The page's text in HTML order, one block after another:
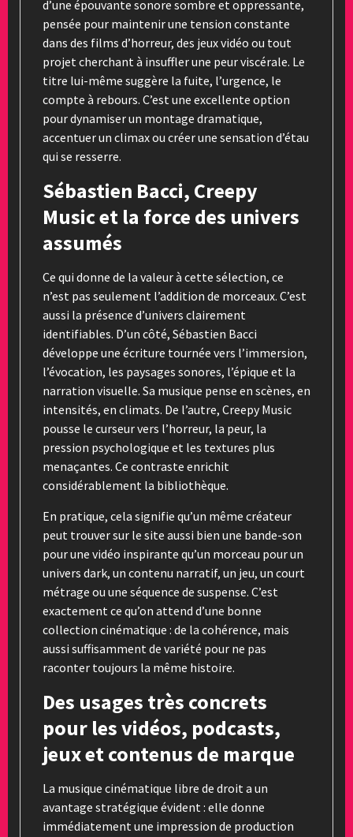
d’une épouvante sonore sombre et oppressante,
pensée pour maintenir une tension constante
dans des films d’horreur, des jeux vidéo ou tout
projet cherchant à insuffler une peur viscérale. Le
titre lui-même suggère la fuite, l’urgence, le
compte à rebours. C’est une excellente option
pour dynamiser un montage dramatique,
accentuer un climax ou créer une sensation d’étau
qui se resserre.
Sébastien Bacci, Creepy
Music et la force des univers
assumés
Ce qui donne de la valeur à cette sélection, ce
n’est pas seulement l’addition de morceaux. C’est
aussi la présence d’univers clairement
identifiables. D’un côté, Sébastien Bacci
développe une écriture tournée vers l’immersion,
l’évocation, les paysages sonores, l’épique et la
narration visuelle. Sa musique pense en scènes, en
intensités, en climats. De l’autre, Creepy Music
pousse le curseur vers l’horreur, la peur, la
pression psychologique et les textures plus
menaçantes. Ce contraste enrichit
considérablement la bibliothèque.
En pratique, cela signifie qu’un même créateur
peut trouver sur le site aussi bien une bande-son
pour une vidéo inspirante qu’un morceau pour un
univers dark, un contenu narratif, un jeu, un court
métrage ou une séquence de suspense. C’est
exactement ce qu’on attend d’une bonne
collection cinématique : de la cohérence, mais
aussi suffisamment de variété pour ne pas
raconter toujours la même histoire.
Des usages très concrets
pour les vidéos, podcasts,
jeux et contenus de marque
La musique cinématique libre de droit a un
avantage stratégique évident : elle donne
immédiatement une impression de production